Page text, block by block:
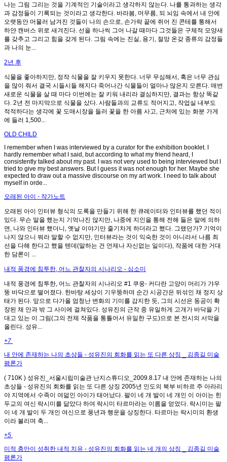
나는 그림 그리는 것을 기계적인 기술이라고 생각하지 않는다. 나를 통과하는 생각
과 감정들이 기록되는 것이라고 생각한다. 바라봄, 머무름, 되 뇌임 속에서 내 안에
오랫동안 머물러 남겨진 것들이 나의 손으로, 손가락 끝에 쥐어 진 콘테를 통해서
하얀 캔버스 위로 새겨진다. 선을 하나씩 그어 나갈 때마다 그것들은 구체적 모양새
를 갖추고 그리고 힘을 갖게 된다. 그림 속에는 진실, 용기, 절망 온갖 종류의 감정들
과 나의 눈...
2년 후
식물을 좋아하지만, 정작 식물을 잘 키우지 못한다. 너무 무심해서, 혹은 너무 관심
을 많이 줘서 결국 시들시들 해지다 죽어나간 식물들이 얼마나 많은지 모른다. 매번
새로운 식물을 살 때 마다 이번에는 잘 키워 내리라 결심하지만, 결과는 항상 똑같
다. 2년 전 마지막으로 식물을 샀다. 사람들과의 교류도 적어지고, 작업실 내부도
적적하다는 생각에 꽃 도매시장을 들러 꽃을 한 아름 사고, 근처에 있는 화분 가게
에 들러 1,500...
OLD CHILD
I remember when I was interviewed by a curator for the exhibition booklet. I
hardly remember what I said, but according to what my friend heard, I
consistently talked about my past. I was not very used to being interviewed but I
tried to give my best answers. But I guess it was not enough for her. Maybe she
expected to draw out a massive discourse on my art work. I need to talk about
myself in orde...
오래된 아이 - 작가노트
오래된 아이 인터뷰 형식의 도록을 만들기 위해 한 큐레이터와 인터뷰를 했던 적이
있다. 무슨 말을 했는지 기억나진 않지만, 나중에 지인을 통해 전해 들은 말에 의하
면, 나와 인터뷰 했더니, 옛날 이야기만 줄기차게 하더라고 했다. 그랬던가? 기억이
나지 않으니 뭐라 말할 수 없지만, 인터뷰라는 것이 익숙한 것이 아니라서 나름 최
선을 다해 한다고 했을 텐데(말하는 건 언제나 자신없는 일이다), 작품에 대한 거대
한 담론이 ...
내적 풍경에 침투한, 어느 관찰자의 시나리오 - 심소미
내적 풍경에 침투한, 어느 관찰자의 시나리오 #1 쿠웅- 커다란 고양이 머리가 갸우
뚱 바닥으로 떨어졌다. 한바탕 세상이 기우뚱하며 순간 시공간은 뒤섞인 채 정지 상
태가 된다. 앞으로 다가올 엄청난 변화의 기미를 감지한 듯, 그의 시선은 동공이 확
장된 채 안과 밖 그 사이에 걸쳐있다. 성유진의 근작 중 유일하게 고개가 바닥을 기
대고 있는 이 그림(그의 전체 작품을 통틀어서 유일한 구도)으로 본 전시의 서막을
올린다. 성유...
+7
내 안에 존재하는 나의 초상들 - 성유진의 회화를 읽는 또 다른 상징 _ 김종길 미술
평론가
( 710K ) 성유진_서울시립미술관 난지스튜디오_2009.8.17 내 안에 존재하는 나의
초상들 - 성유진의 회화를 읽는 또 다른 상징 2005년 인도의 북부 비하르 주 아라리
야 지역에서 수족이 여덟인 아이가 태어났다. 팔이 네 개 발이 네 개인 이 아이는 힌
두교의 여신 락시미를 닮았다 하여 락시미 타르마라는 이름을 얻었다. 락시미는 팔
이 네 개 발이 두 개인 여신으로 풍년과 행운을 상징한다. 타르마는 락시미의 환생
이라 불리며 축...
+5
미적 충만이 성취한 내적 치유 - 성유진의 회화를 읽는 네 개의 상징 _ 김종길 미술
평론가